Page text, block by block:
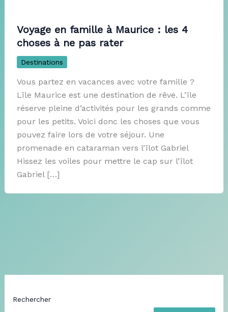
Voyage en famille à Maurice : les 4
choses à ne pas rater
Destinations
Vous partez en vacances avec votre famille ?
Lîle Maurice est une destination de rêve. L’île
réserve pleine d’activités pour les grands comme
pour les petits. Voici donc les choses que vous
pouvez faire lors de votre séjour. Une
promenade en cataraman vers l’îlot Gabriel
Hissez les voiles pour mettre le cap sur l’îlot
Gabriel […]
Rechercher